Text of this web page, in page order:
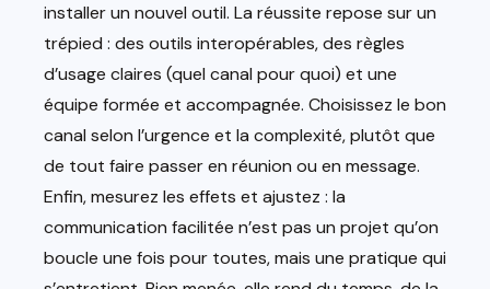
installer un nouvel outil. La réussite repose sur un
trépied : des outils interopérables, des règles
d’usage claires (quel canal pour quoi) et une
équipe formée et accompagnée. Choisissez le bon
canal selon l’urgence et la complexité, plutôt que
de tout faire passer en réunion ou en message.
Enfin, mesurez les effets et ajustez : la
communication facilitée n’est pas un projet qu’on
boucle une fois pour toutes, mais une pratique qui